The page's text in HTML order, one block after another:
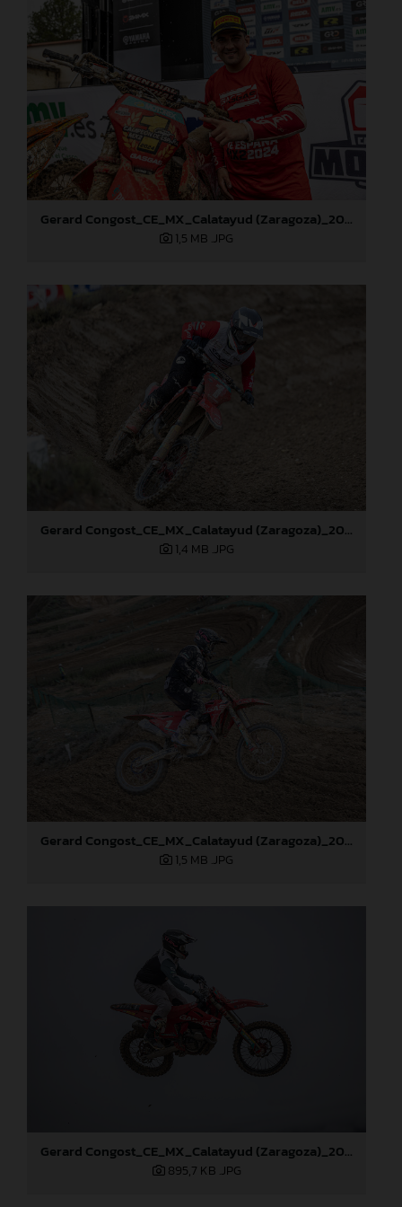
Gerard Congost_CE_MX_Calatayud (Zaragoza)_2024
1,5 MB .JPG
Gerard Congost_CE_MX_Calatayud (Zaragoza)_2024
1,4 MB .JPG
Gerard Congost_CE_MX_Calatayud (Zaragoza)_2024
1,5 MB .JPG
Gerard Congost_CE_MX_Calatayud (Zaragoza)_2024
895,7 KB .JPG